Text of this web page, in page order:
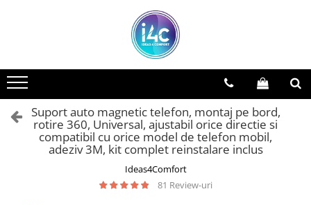
Suport auto magnetic telefon, montaj pe bord,
rotire 360, Universal, ajustabil orice directie si
compatibil cu orice model de telefon mobil,
adeziv 3M, kit complet reinstalare inclus
Ideas4Comfort
81 Review-uri